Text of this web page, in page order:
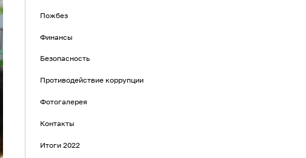
Пожбез
Финансы
Безопасность
Противодействие коррупции
Фотогалерея
Контакты
Итоги 2022